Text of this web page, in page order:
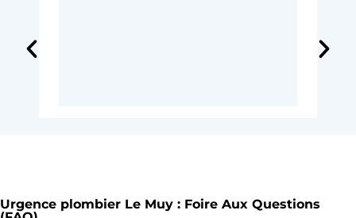
Urgence plombier Le Muy : Foire Aux Questions